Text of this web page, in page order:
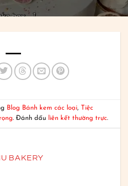
Blog Bánh kem các loại,
Tiệc
. Đánh dấu liên kết thường trực.
BAKERY